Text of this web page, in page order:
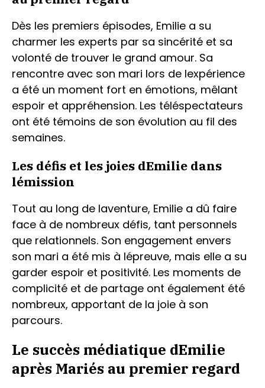
Dès les premiers épisodes, Emilie a su
charmer les experts par sa sincérité et sa
volonté de trouver le grand amour. Sa
rencontre avec son mari lors de lexpérience
a été un moment fort en émotions, mêlant
espoir et appréhension. Les téléspectateurs
ont été témoins de son évolution au fil des
semaines.
Les défis et les joies dEmilie dans
lémission
Tout au long de laventure, Emilie a dû faire
face à de nombreux défis, tant personnels
que relationnels. Son engagement envers
son mari a été mis à lépreuve, mais elle a su
garder espoir et positivité. Les moments de
complicité et de partage ont également été
nombreux, apportant de la joie à son
parcours.
Le succès médiatique dEmilie
après Mariés au premier regard